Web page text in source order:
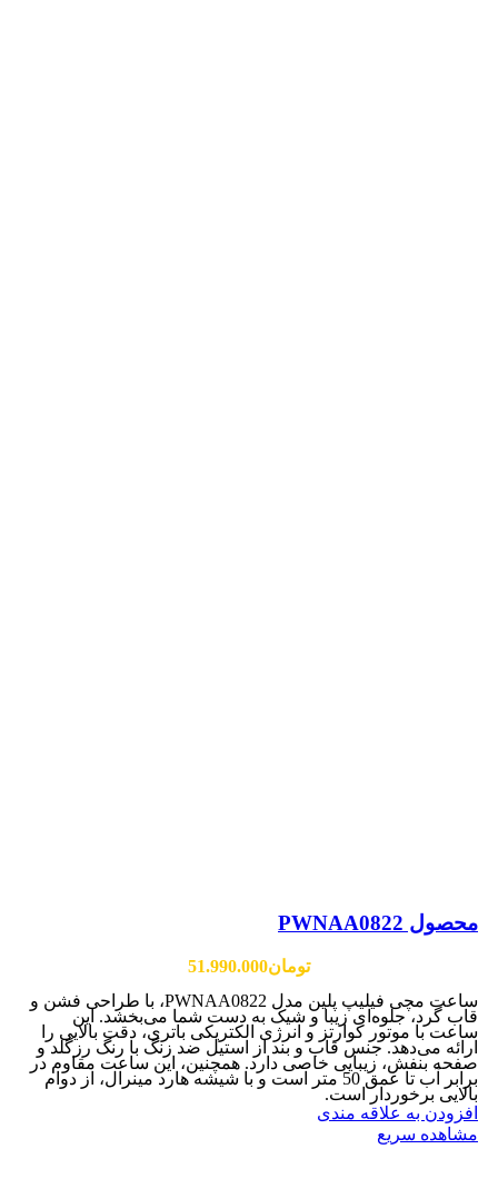
محصول PWNAA0822
تومان51.990.000
ساعت مچی فیلیپ پلین مدل PWNAA0822، با طراحی فشن و
قاب گرد، جلوه‌ای زیبا و شیک به دست شما می‌بخشد. این
ساعت با موتور کوارتز و انرژی الکتریکی باتری، دقت بالایی را
ارائه می‌دهد. جنس قاب و بند از استیل ضد زنگ با رنگ رزگلد و
صفحه بنفش، زیبایی خاصی دارد. همچنین، این ساعت مقاوم در
برابر آب تا عمق 50 متر است و با شیشه هارد مینرال، از دوام
بالایی برخوردار است.
افزودن به علاقه مندی
مشاهده سریع